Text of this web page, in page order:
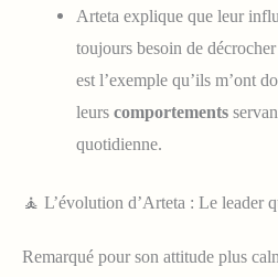
Arteta explique que leur
toujours besoin de
est l’exemple qu’ils m’ont
leurscomportements
quotidienne.
🧘 L’évolution d’Arteta : Le leader
Remarqué pour son attitude plus